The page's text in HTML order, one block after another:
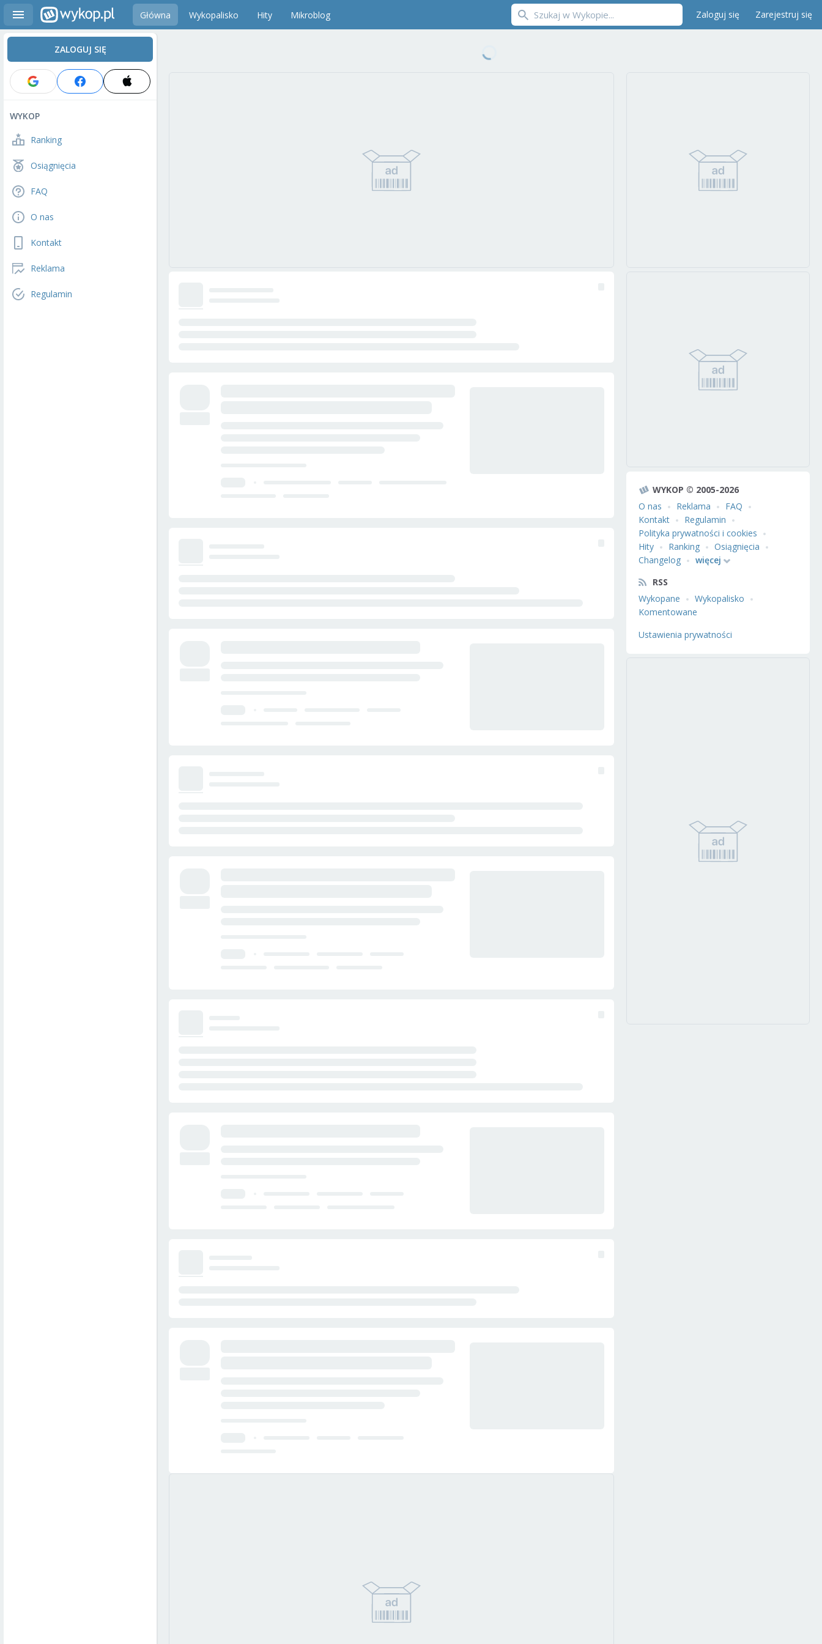
Główna Wykopalisko Hity Mikroblog Zaloguj się Zarejestruj się
ZALOGUJ SIĘ
WYKOP
Ranking
Osiągnięcia
FAQ
O nas
Kontakt
Reklama
Regulamin
WYKOP © 2005-2026
O nas
Reklama
FAQ
Kontakt
Regulamin
Polityka prywatności i cookies
Hity
Ranking
Osiągnięcia
Changelog
więcej
RSS
Wykopane
Wykopalisko
Komentowane
Ustawienia prywatności